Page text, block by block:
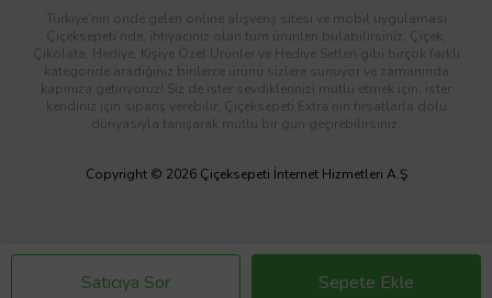
Satıcıya Sor Sepete Ekle
Türkiye’nin önde gelen online alışveriş sitesi ve mobil uygulaması
Çiçeksepeti’nde, ihtiyacınız olan tüm ürünleri bulabilirsiniz. Çiçek,
Çikolata, Hediye, Kişiye Özel Ürünler ve Hediye Setleri gibi birçok farklı
kategoride aradığınız binlerce ürünü sizlere sunuyor ve zamanında
kapınıza getiriyoruz! Siz de ister sevdiklerinizi mutlu etmek için, ister
kendiniz için sipariş verebilir; Çiçeksepeti Extra’nın fırsatlarla dolu
dünyasıyla tanışarak mutlu bir gün geçirebilirsiniz.
Copyright © 2026 Çiçeksepeti İnternet Hizmetleri A.Ş